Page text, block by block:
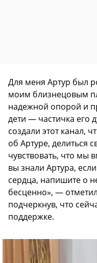
Для меня Артур был
моим близнецовым
надежной опорой и
дети — частичка его
создали этот канал,
об Артуре, делиться
чувствовать, что мы
вы знали Артура,
сердца, напишите о
бесценно», —
подчеркнув, что
поддержке.